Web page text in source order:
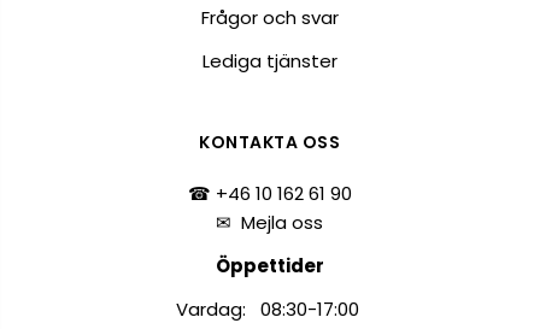
Frågor och svar
Lediga tjänster
KONTAKTA OSS
☎ +46 10 162 61 90
✉Mejla oss
Öppettider
Vardag: 08:30-17:00